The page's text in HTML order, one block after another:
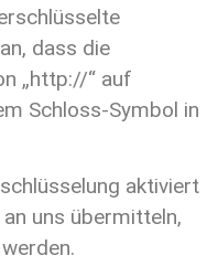
dass die
„http://“ auf
Schloss-Symbol in
aktiviert
uns übermitteln,